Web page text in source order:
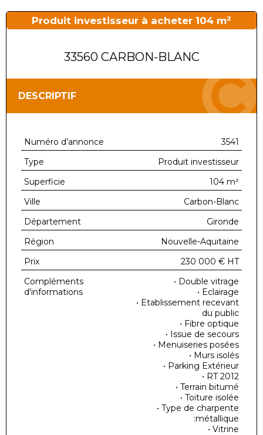
Produit investisseur à acheter 104 m²
33560 CARBON-BLANC
DESCRIPTIF
Numéro d’annonce
3541
Type
Produit investisseur
Superficie
104 m²
Ville
Carbon-Blanc
Département
Gironde
Région
Nouvelle-Aquitaine
Prix
230 000 € HT
Compléments
d'informations
• Double vitrage
• Eclairage
• Etablissement recevant
du public
• Fibre optique
• Issue de secours
• Menuiseries posées
• Murs isolés
• Parking Extérieur
• RT 2012
• Terrain bitumé
• Toiture isolée
• Type de charpente
:métallique
• Vitrine